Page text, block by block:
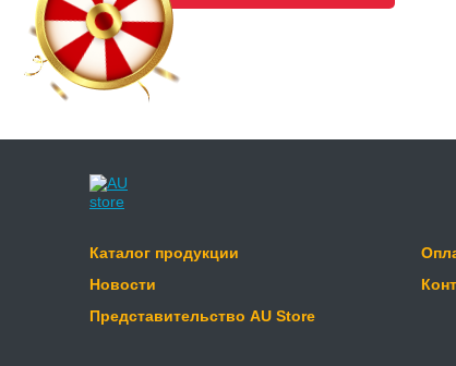
Каталог продукции
Новости
Представительство AU Store